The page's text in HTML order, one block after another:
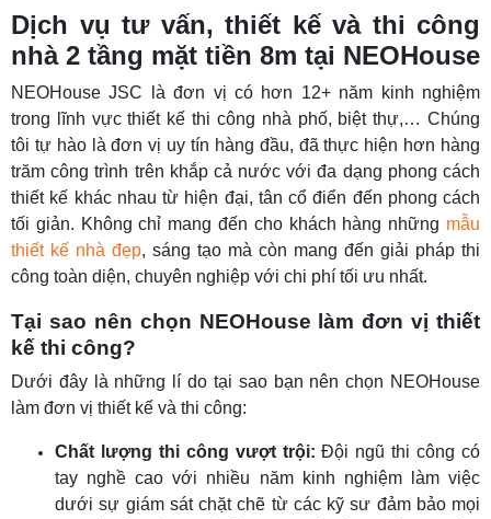
Dịch vụ tư vấn, thiết kế và thi công
nhà 2 tầng mặt tiền 8m tại NEOHouse
NEOHouse JSC là đơn vị có hơn 12+ năm kinh nghiệm
trong lĩnh vực thiết kế thi công nhà phố, biệt thự,… Chúng
tôi tự hào là đơn vị uy tín hàng đầu, đã thực hiện hơn hàng
trăm công trình trên khắp cả nước với đa dạng phong cách
thiết kế khác nhau từ hiện đại, tân cổ điển đến phong cách
tối giản. Không chỉ mang đến cho khách hàng những mẫu
thiết kế nhà đẹp, sáng tạo mà còn mang đến giải pháp thi
công toàn diện, chuyên nghiệp với chi phí tối ưu nhất.
Tại sao nên chọn NEOHouse làm đơn vị thiết
kế thi công?
Dưới đây là những lí do tại sao bạn nên chọn NEOHouse
làm đơn vị thiết kế và thi công:
Chất lượng thi công vượt trội: Đội ngũ thi công có
tay nghề cao với nhiều năm kinh nghiệm làm việc
dưới sự giám sát chặt chẽ từ các kỹ sư đảm bảo mọi